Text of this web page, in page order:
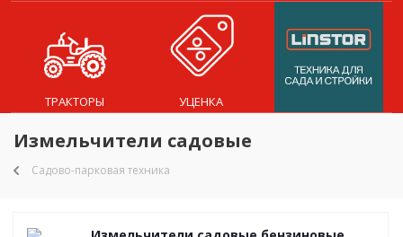
ТРАКТОРЫ УЦЕНКА
Измельчители садовые
Садово-парковая техника